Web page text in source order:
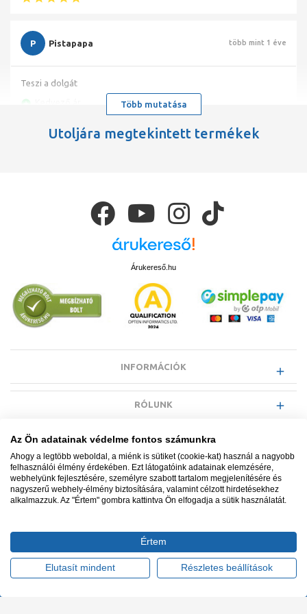
P Pistapapa több mint 1 éve
Teszi a dolgát
Több mutatása
Utoljára megtekintett termékek
Árukereső.hu
INFORMÁCIÓK
RÓLUNK
EGYÉB INFORMÁCIÓK
VÁSÁRLÓI INFORMÁCIÓK
Minden jog fenntartva. © Adatkezelés nyilvántartási száma NAIH-
Ügyfélszolgálat: +36 1 700 3500
Az Ön adatainak védelme fontos számunkra
Ahogy a legtöbb weboldal, a miénk is sütiket (cookie-kat) használ a nagyobb
felhasználói élmény érdekében. Ezt látogatóink adatainak elemzésére,
webhelyünk fejlesztésére, személyre szabott tartalom megjelenítésére és
nagyszerű webhely-élmény biztosítására, valamint célzott hirdetésekhez
alkalmazzuk. Az "Értem" gombra kattintva Ön elfogadja a sütik használatát.
Értem
Elutasít mindent Részletes beállítások